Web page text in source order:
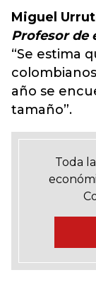
Miguel
Profesor de
“Se estima
año se
tamaño”.
Toda